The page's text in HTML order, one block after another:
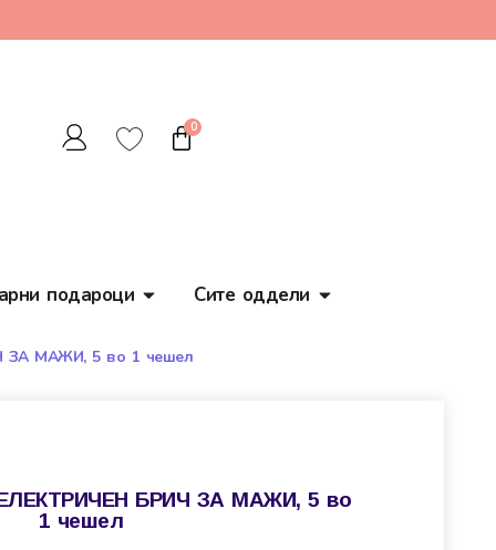
0
подароци Сите оддели
ЗА МАЖИ, 5 во 1 чешел
ЕЛЕКТРИЧЕН БРИЧ ЗА МАЖИ, 5 во
1 чешел